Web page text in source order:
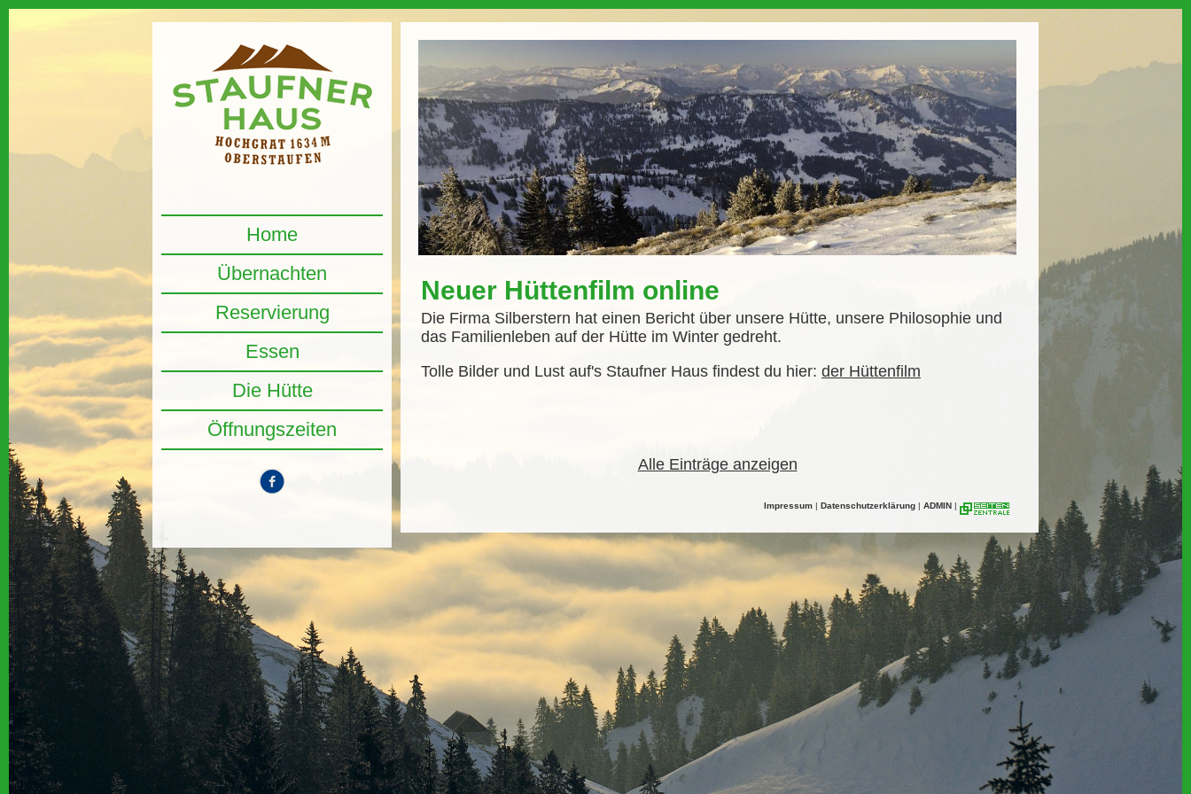
Home
Übernachten
Reservierung
Essen
Die Hütte
Öffnungszeiten
Neuer Hüttenfilm online
Die Firma Silberstern hat einen Bericht über unsere Hütte, unsere Philosophie und
das Familienleben auf der Hütte im Winter gedreht.
Tolle Bilder und Lust auf's Staufner Haus findest du hier: der Hüttenfilm
Alle Einträge anzeigen
Impressum | Datenschutzerklärung | ADMIN |